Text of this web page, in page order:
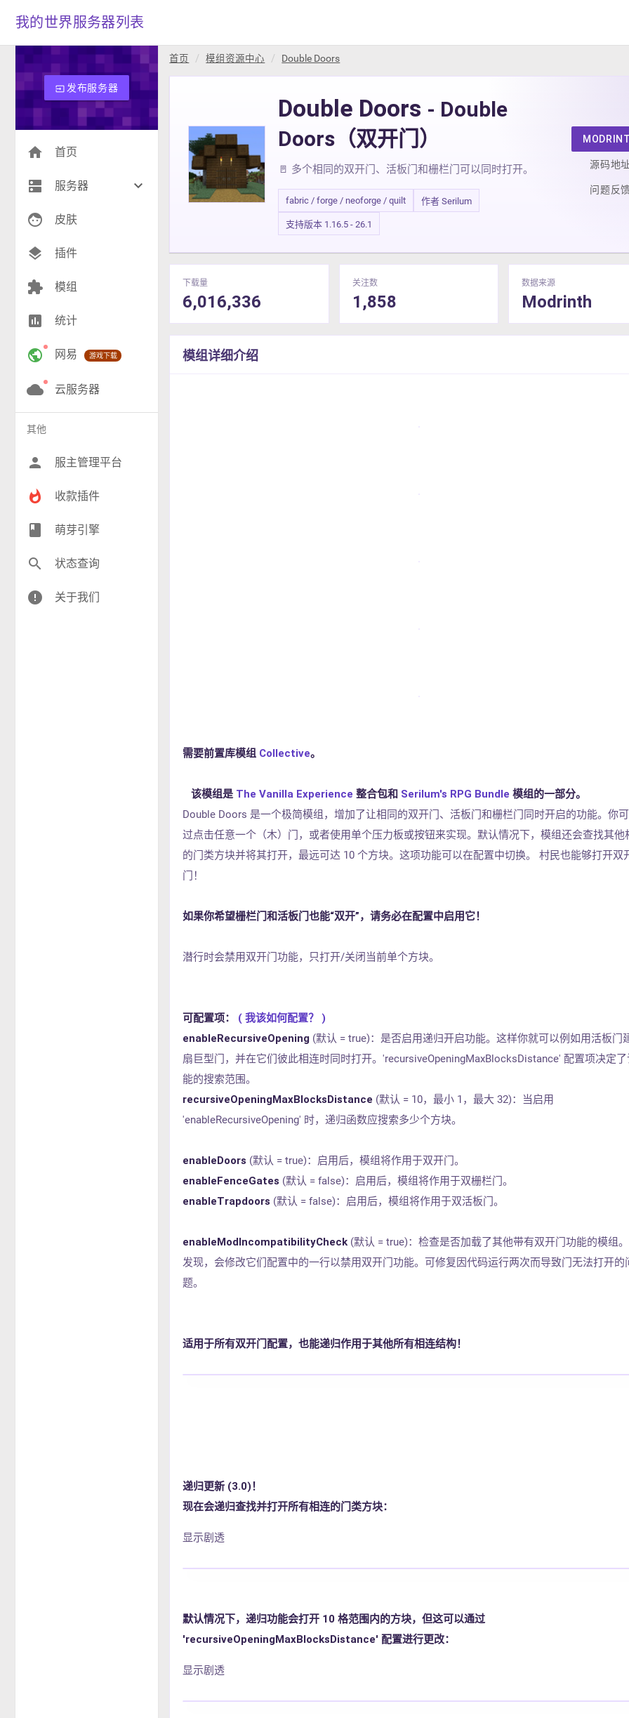
我的世界服务器列表
input发布服务器
home 首页
dns 服务器 keyboard_arrow_down
生存(268)
创造(8)
RPG(203)
小游戏(18)
神奇宝贝(27)
工业(9)
face 皮肤
layers 插件
extension 模组
insert_chart 统计
public 网易 游戏下载
cloud 云服务器
其他
person 服主管理平台
whatshot 收款插件
class 萌芽引擎
search 状态查询
error 关于我们
首页 模组资源中心 Double Doors
Double Doors - Double
Doors（双开门）
🚪 多个相同的双开门、活板门和栅栏门可以同时打开。
fabric / forge / neoforge / quilt 作者 Serilum
支持版本 1.16.5 - 26.1
源码地
问题反
下载量
6,016,336
关注数
1,858
数据来源
Modrinth
模组详细介绍
需要前置库模组 Collective。
该模组是 The Vanilla Experience 整合包和 Serilum's RPG Bundle 模组的一部分。
Double Doors 是一个极简模组，增加了让相同的双开门、活板门和栅栏门同时开启的功能。你
过点击任意一个（木）门，或者使用单个压力板或按钮来实现。默认情况下，模组还会查找其他
的门类方块并将其打开，最远可达 10 个方块。这项功能可以在配置中切换。 村民也能够打开双
门！
如果你希望栅栏门和活板门也能“双开”，请务必在配置中启用它！
潜行时会禁用双开门功能，只打开/关闭当前单个方块。
可配置项： ( 我该如何配置？ )
enableRecursiveOpening (默认 = true)：是否启用递归开启功能。这样你就可以例如用活板门
扇巨型门，并在它们彼此相连时同时打开。'recursiveOpeningMaxBlocksDistance' 配置项决定
能的搜索范围。
recursiveOpeningMaxBlocksDistance (默认 = 10，最小 1，最大 32)：当启用
'enableRecursiveOpening' 时，递归函数应搜索多少个方块。
enableDoors (默认 = true)：启用后，模组将作用于双开门。
enableFenceGates (默认 = false)：启用后，模组将作用于双栅栏门。
enableTrapdoors (默认 = false)：启用后，模组将作用于双活板门。
enableModIncompatibilityCheck (默认 = true)：检查是否加载了其他带有双开门功能的模组
发现，会修改它们配置中的一行以禁用双开门功能。可修复因代码运行两次而导致门无法打开的
题。
适用于所有双开门配置，也能递归作用于其他所有相连结构！
递归更新 (3.0)！
现在会递归查找并打开所有相连的门类方块：
显示剧透
默认情况下，递归功能会打开 10 格范围内的方块，但这可以通过
'recursiveOpeningMaxBlocksDistance' 配置进行更改：
显示剧透